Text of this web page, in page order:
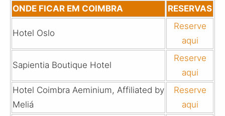
ONDE FICAR EM COIMBRA RESERVAS
Hotel Oslo
Reserve
aqui
Sapientia Boutique Hotel
Reserve
aqui
Hotel Coimbra Aeminium, Affiliated by
Meliá
Reserve
aqui